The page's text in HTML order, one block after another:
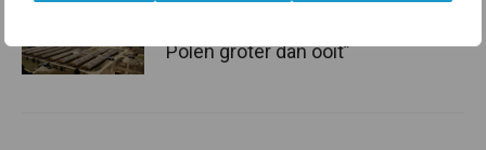
Polen groter dan ooit”